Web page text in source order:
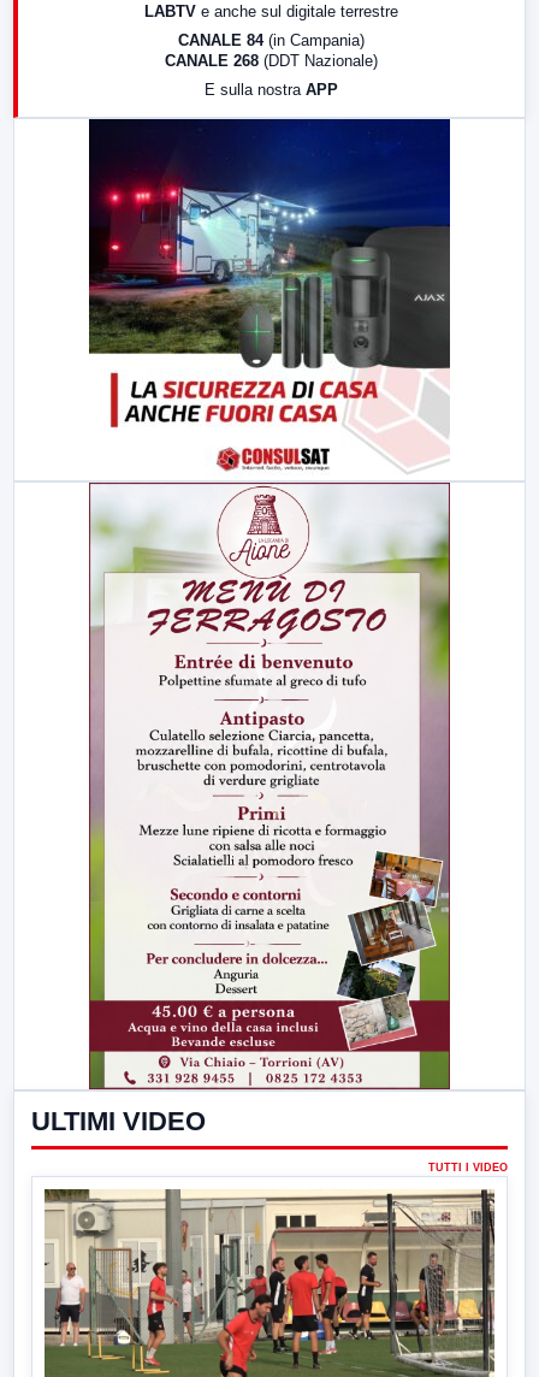
LABTV e anche sul digitale terrestre
CANALE 84 (in Campania)
CANALE 268 (DDT Nazionale)
E sulla nostra APP
ULTIMI VIDEO
TUTTI I VIDEO